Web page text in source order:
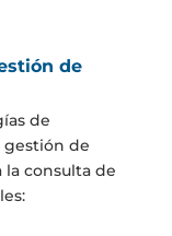
de
de
gestión de
la consulta de